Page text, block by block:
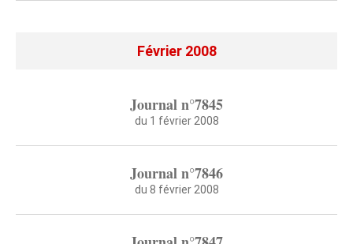
Février 2008
Journal n°7845
du 1 février 2008
Journal n°7846
du 8 février 2008